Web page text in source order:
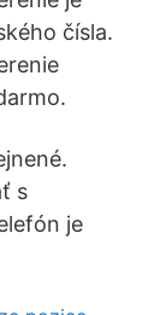
čísla.
s
je